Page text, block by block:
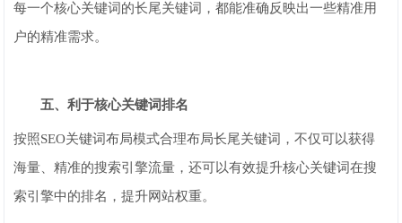
每一个核心关键词的长尾关键词，都能准确反映出一些精准用
户的精准需求。
五、利于核心关键词排名
按照SEO关键词布局模式合理布局长尾关键词，不仅可以获得
海量、精准的搜索引擎流量，还可以有效提升核心关键词在搜
索引擎中的排名，提升网站权重。